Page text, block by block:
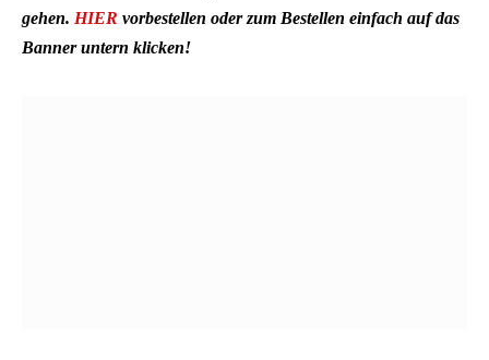
gehen. HIER vorbestellen oder zum Bestellen einfach auf das
Banner untern klicken!